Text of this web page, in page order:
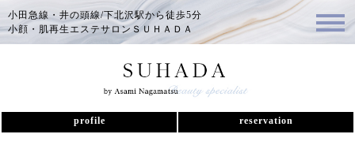
小田急線・井の頭線/下北沢駅から徒歩5分
小顔・肌再生エステサロンＳＵＨＡＤＡ
profile reservation